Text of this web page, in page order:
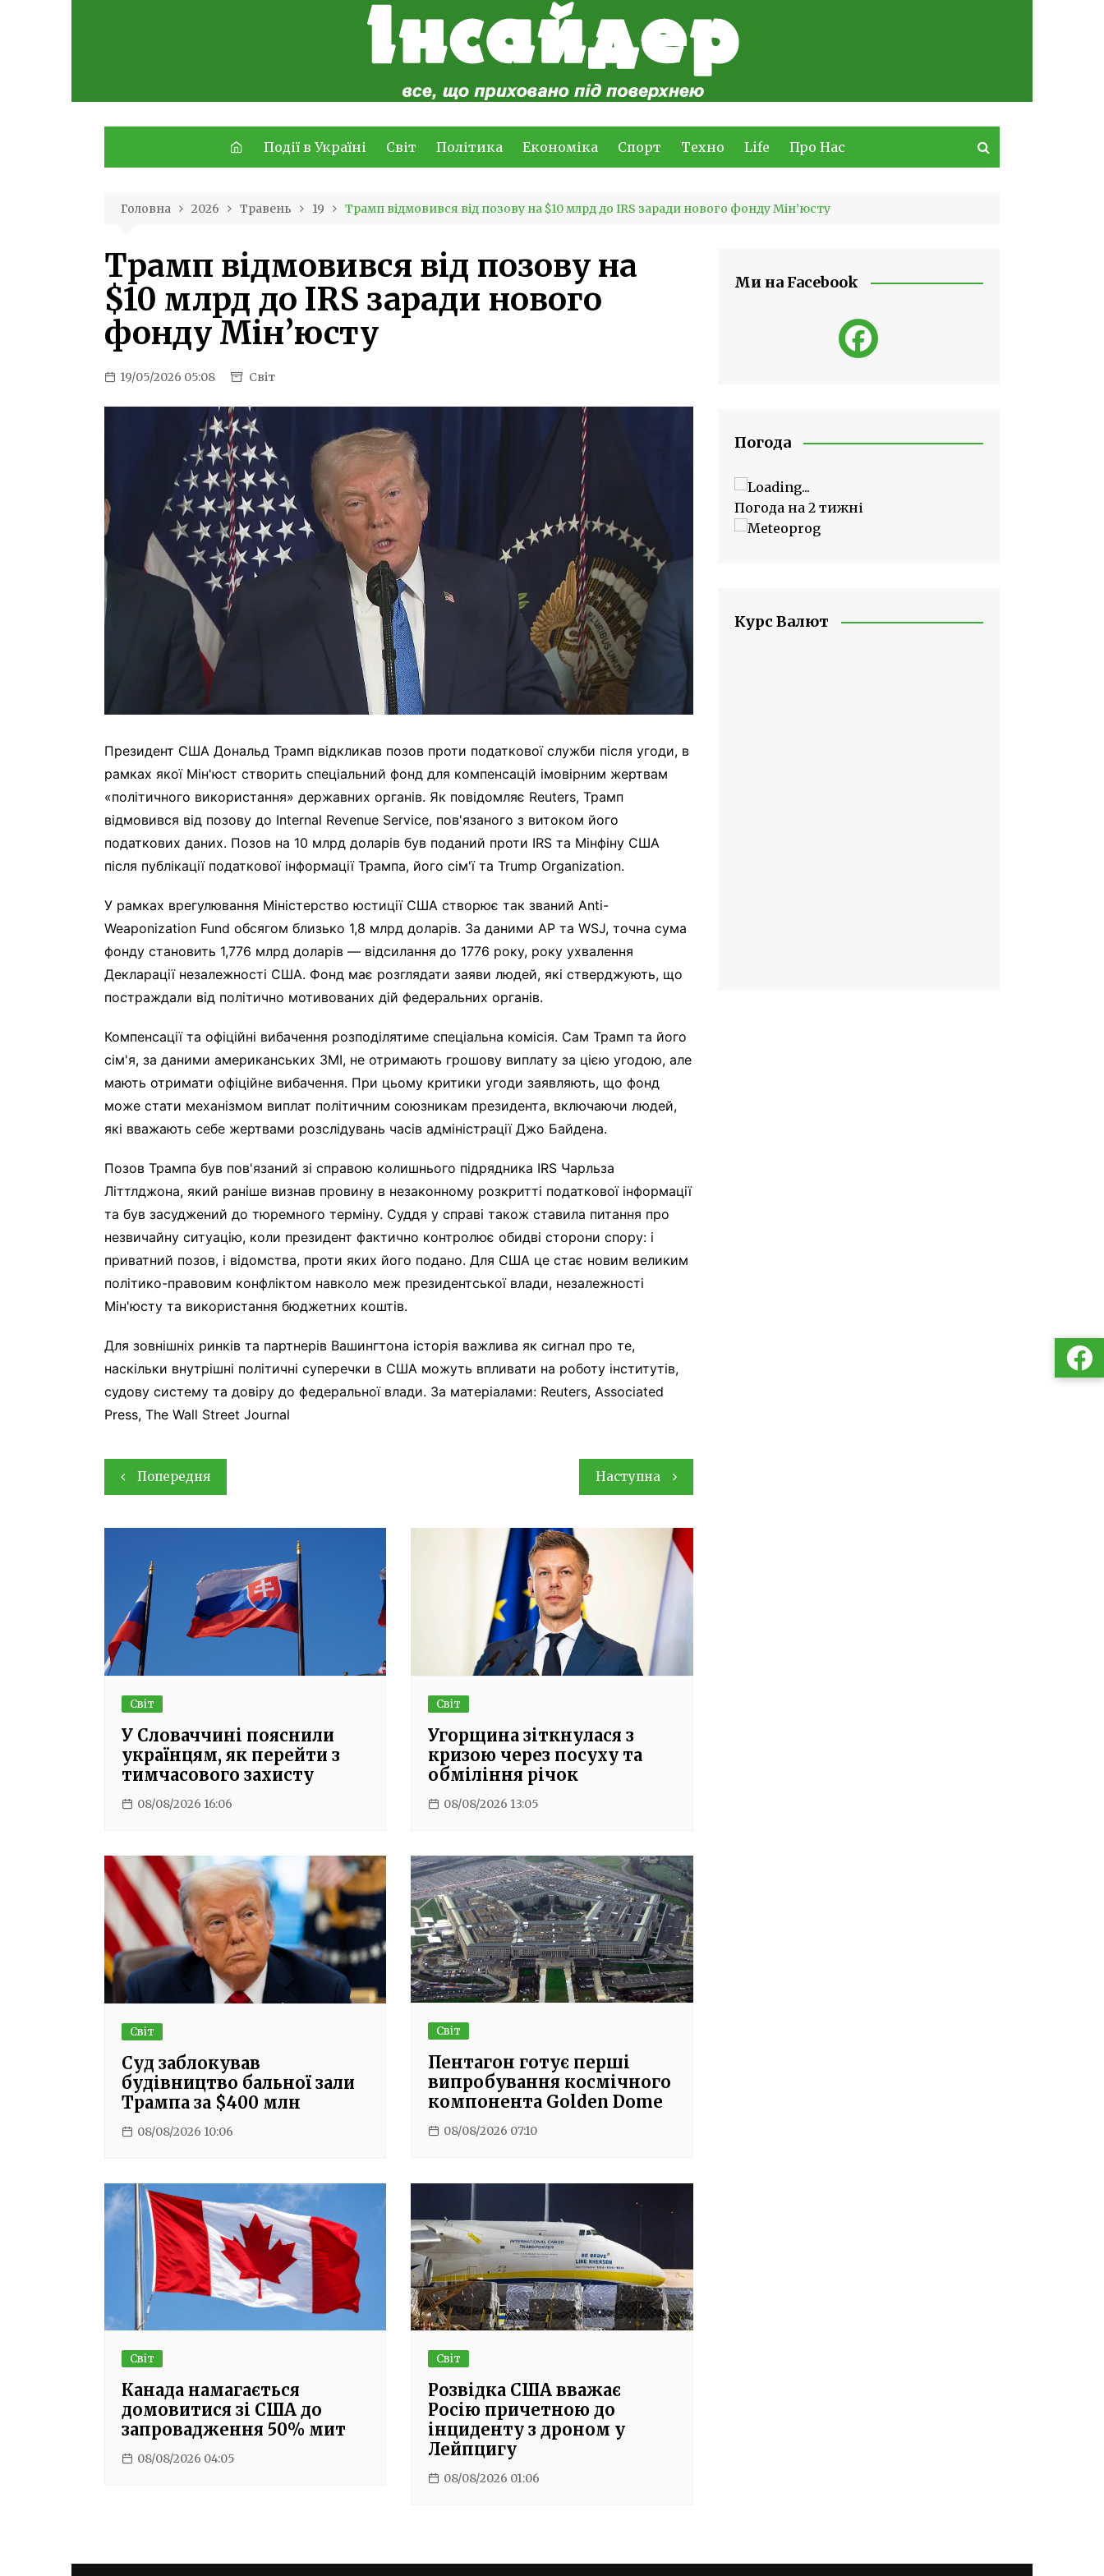
Події в Україні Світ Політика Економіка Спорт Техно Life Про Нас
Головна 2026 Травень 19 Трамп відмовився від позову на $10 млрд до IRS заради нового фонду Мін’юсту
Трамп відмовився від позову на
$10 млрд до IRS заради нового
фонду Мін’юсту
19/05/2026 05:08 Світ
Президент США Дональд Трамп відкликав позов проти податкової служби після угоди, в
рамках якої Мін'юст створить спеціальний фонд для компенсацій імовірним жертвам
«політичного використання» державних органів. Як повідомляє Reuters, Трамп
відмовився від позову до Internal Revenue Service, пов'язаного з витоком його
податкових даних. Позов на 10 млрд доларів був поданий проти IRS та Мінфіну США
після публікації податкової інформації Трампа, його сім'ї та Trump Organization.
У рамках врегулювання Міністерство юстиції США створює так званий Anti-
Weaponization Fund обсягом близько 1,8 млрд доларів. За даними AP та WSJ, точна сума
фонду становить 1,776 млрд доларів — відсилання до 1776 року, року ухвалення
Декларації незалежності США. Фонд має розглядати заяви людей, які стверджують, що
постраждали від політично мотивованих дій федеральних органів.
Компенсації та офіційні вибачення розподілятиме спеціальна комісія. Сам Трамп та його
сім'я, за даними американських ЗМІ, не отримають грошову виплату за цією угодою, але
мають отримати офіційне вибачення. При цьому критики угоди заявляють, що фонд
може стати механізмом виплат політичним союзникам президента, включаючи людей,
які вважають себе жертвами розслідувань часів адміністрації Джо Байдена.
Позов Трампа був пов'язаний зі справою колишнього підрядника IRS Чарльза
Літтлджона, який раніше визнав провину в незаконному розкритті податкової інформації
та був засуджений до тюремного терміну. Суддя у справі також ставила питання про
незвичайну ситуацію, коли президент фактично контролює обидві сторони спору: і
приватний позов, і відомства, проти яких його подано. Для США це стає новим великим
політико-правовим конфліктом навколо меж президентської влади, незалежності
Мін'юсту та використання бюджетних коштів.
Для зовнішніх ринків та партнерів Вашингтона історія важлива як сигнал про те,
наскільки внутрішні політичні суперечки в США можуть впливати на роботу інститутів,
судову систему та довіру до федеральної влади. За матеріалами: Reuters, Associated
Press, The Wall Street Journal
Навігація
записів
Попередня Наступна
Світ
У Словаччині пояснили
українцям, як перейти з
тимчасового захисту
08/08/2026 16:06
Світ
Угорщина зіткнулася з
кризою через посуху та
обміління річок
08/08/2026 13:05
Світ
Суд заблокував
будівництво бальної зали
Трампа за $400 млн
08/08/2026 10:06
Світ
Пентагон готує перші
випробування космічного
компонента Golden Dome
08/08/2026 07:10
Світ
Канада намагається
домовитися зі США до
запровадження 50% мит
08/08/2026 04:05
Світ
Розвідка США вважає
Росію причетною до
інциденту з дроном у
Лейпцигу
08/08/2026 01:06
Ми на Facebook
Погода
Погода на 2 тижні
Курс Валют